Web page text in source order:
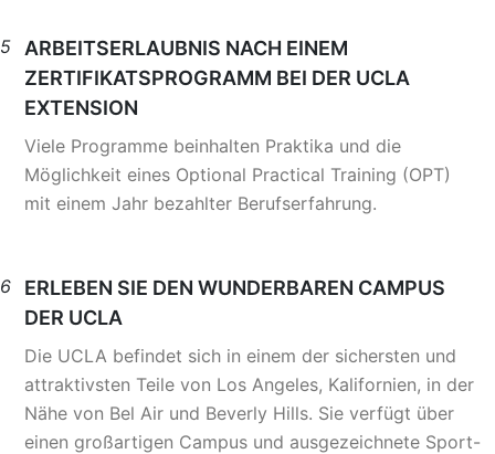
5
ARBEITSERLAUBNIS NACH EINEM
ZERTIFIKATSPROGRAMM BEI DER UCLA
EXTENSION
Viele Programme beinhalten Praktika und die
Möglichkeit eines Optional Practical Training (OPT)
mit einem Jahr bezahlter Berufserfahrung.
6
ERLEBEN SIE DEN WUNDERBAREN CAMPUS
DER UCLA
Die UCLA befindet sich in einem der sichersten und
attraktivsten Teile von Los Angeles, Kalifornien, in der
Nähe von Bel Air und Beverly Hills. Sie verfügt über
einen großartigen Campus und ausgezeichnete Sport-